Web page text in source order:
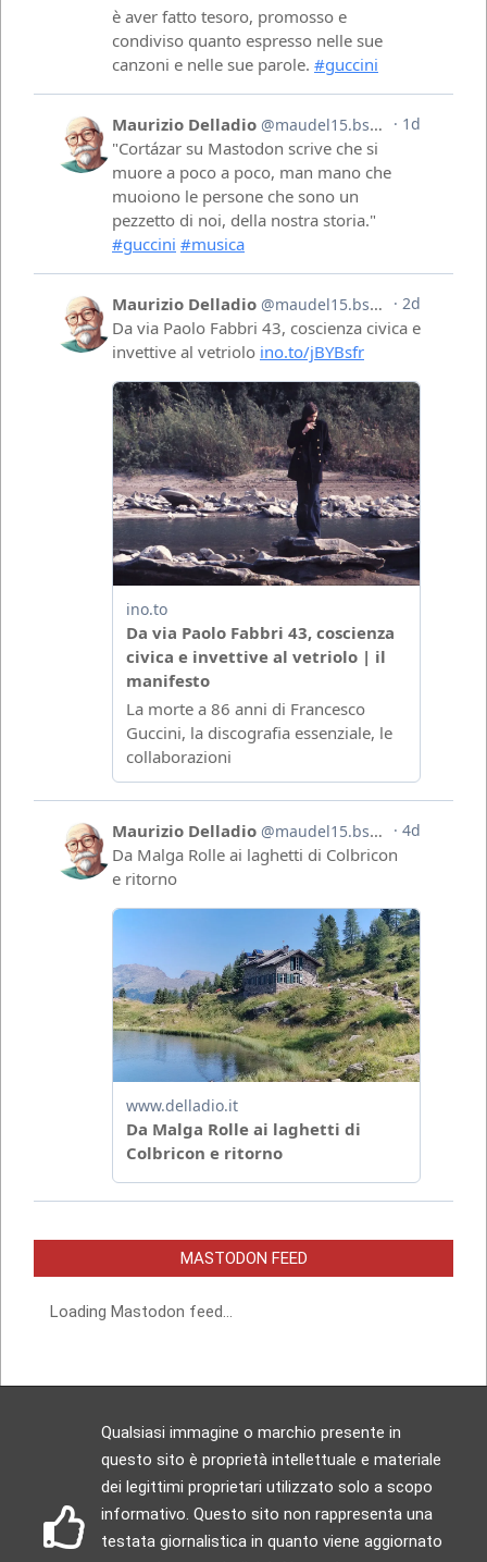
MASTODON FEED
Loading Mastodon feed...
Qualsiasi immagine o marchio presente in
questo sito è proprietà intellettuale e materiale
dei legittimi proprietari utilizzato solo a scopo
informativo. Questo sito non rappresenta una
testata giornalistica in quanto viene aggiornato